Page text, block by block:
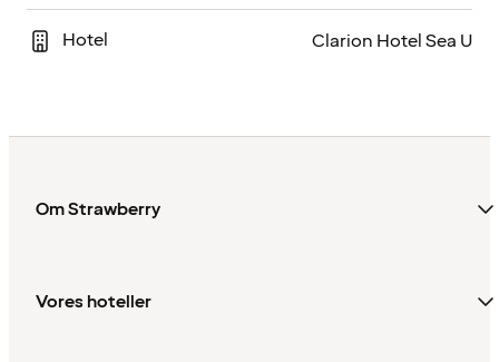
Hotel Clarion Hotel Sea U
Om Strawberry
Vores hoteller